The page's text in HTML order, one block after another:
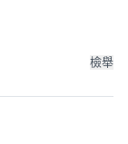
檢舉